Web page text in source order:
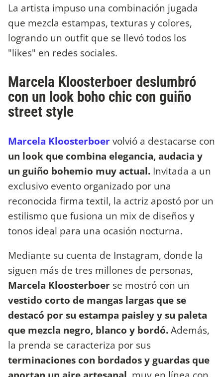
La artista impuso una combinación jugada
que mezcla estampas, texturas y colores,
logrando un outfit que se llevó todos los
"likes" en redes sociales.
Marcela Kloosterboer deslumbró
con un look boho chic con guiño
street style
Marcela Kloosterboervolvió a destacarse con
un look que combina elegancia, audacia y
un guiño bohemio muy actual. Invitada a un
exclusivo evento organizado por una
reconocida firma textil, la actriz apostó por un
estilismo que fusiona un mix de diseños y
tonos ideal para una ocasión nocturna.
Mediante su cuenta de Instagram, donde la
siguen más de tres millones de personas,
Marcela Kloosterboer se mostró con un
vestido corto de mangas largas que se
destacó por su estampa paisley y su paleta
que mezcla negro, blanco y bordó.Además,
la prenda se caracteriza por sus
terminaciones con bordados y guardas que